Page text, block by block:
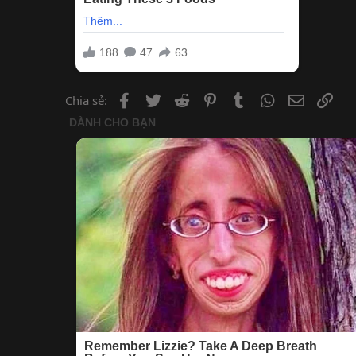
Chia sẻ: Facebook
Twitter Reddit PinterestTumblr WhatsApp
Email